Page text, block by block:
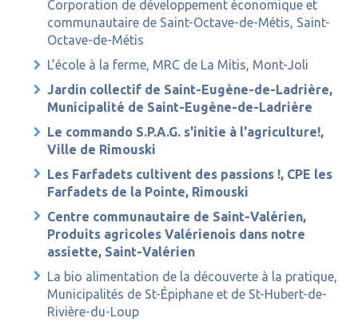
Corporation de développement économique et
communautaire de Saint-Octave-de-Métis, Saint-
Octave-de-Métis
L’école à la ferme, MRC de La Mitis, Mont-Joli
Jardin collectif de Saint-Eugène-de-Ladrière,
Municipalité de Saint-Eugène-de-Ladrière
Le commando S.P.A.G. s'initie à l'agriculture!,
Ville de Rimouski
Les Farfadets cultivent des passions !, CPE les
Farfadets de la Pointe, Rimouski
Centre communautaire de Saint-Valérien,
Produits agricoles Valérienois dans notre
assiette, Saint-Valérien
La bio alimentation de la découverte à la pratique,
Municipalités de St-Épiphane et de St-Hubert-de-
Rivière-du-Loup